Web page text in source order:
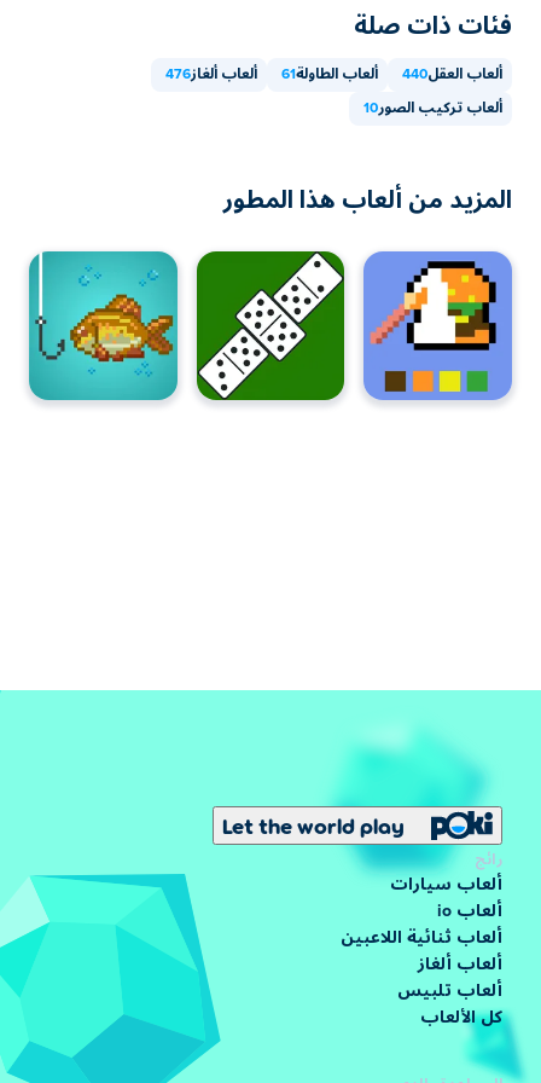
فئات ذات صلة
ألعاب العقل440 ألعاب الطاولة61 ألعاب ألغاز476
ألعاب تركيب الصور10
المزيد من ألعاب هذا المطور
Let the world play
رائج
ألعاب سيارات
ألعاب io
ألعاب ثنائية اللاعبين
ألعاب ألغاز
ألعاب تلبيس
كل الألعاب